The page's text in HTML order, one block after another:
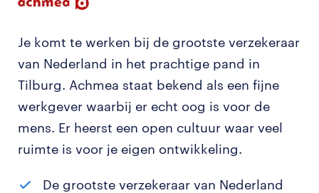
Je komt te werken bij de grootste verzekeraar
van Nederland in het prachtige pand in
Tilburg. Achmea staat bekend als een fijne
werkgever waarbij er echt oog is voor de
mens. Er heerst een open cultuur waar veel
ruimte is voor je eigen ontwikkeling.
De grootste verzekeraar van Nederland